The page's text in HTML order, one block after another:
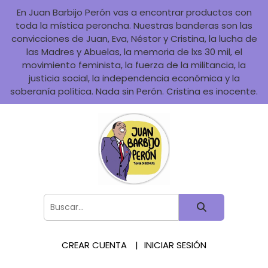
En Juan Barbijo Perón vas a encontrar productos con
toda la mística peroncha. Nuestras banderas son las
convicciones de Juan, Eva, Néstor y Cristina, la lucha de
las Madres y Abuelas, la memoria de lxs 30 mil, el
movimiento feminista, la fuerza de la militancia, la
justicia social, la independencia económica y la
soberanía política. Nada sin Perón. Cristina es inocente.
CREAR CUENTA INICIAR SESIÓN